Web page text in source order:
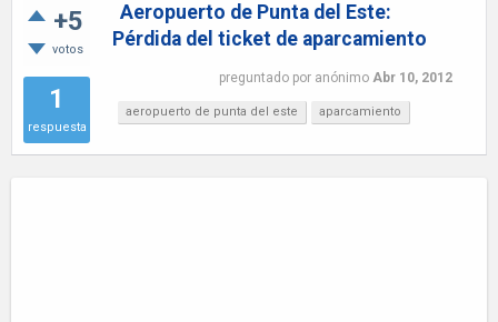
+5
votos
1
respuesta
Aeropuerto de Punta del Este:
Pérdida del ticket de aparcamiento
preguntado por anónimo Abr 10, 2012
aeropuerto de punta del este aparcamiento